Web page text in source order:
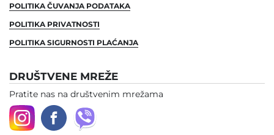
POLITIKA ČUVANJA PODATAKA
POLITIKA PRIVATNOSTI
POLITIKA SIGURNOSTI PLAĆANJA
DRUŠTVENE MREŽE
Pratite nas na društvenim mrežama